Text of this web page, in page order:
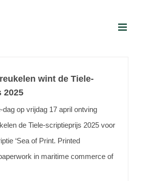
wint de Tiele-
2025
dag op vrijdag 17 april ontving
de Tiele-scriptieprijs 2025 voor
‘Sea of Print. Printed
in maritime commerce of